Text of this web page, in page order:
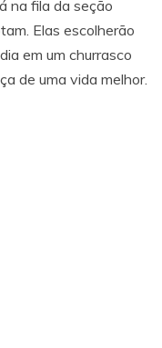
na fila da seção
Elas escolherão
em um churrasco
de uma vida melhor.